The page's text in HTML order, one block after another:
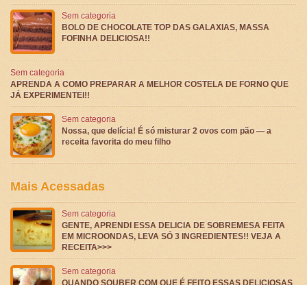
Sem categoria
BOLO DE CHOCOLATE TOP DAS GALAXIAS, MASSA
FOFINHA DELICIOSA!!
Sem categoria
APRENDA A COMO PREPARAR A MELHOR COSTELA DE FORNO QUE
JÁ EXPERIMENTEI!!
Sem categoria
Nossa, que delícia! É só misturar 2 ovos com pão — a
receita favorita do meu filho
Mais Acessadas
Sem categoria
GENTE, APRENDI ESSA DELICIA DE SOBREMESA FEITA
EM MICROONDAS, LEVA SÓ 3 INGREDIENTES!! VEJA A
RECEITA>>>
Sem categoria
QUANDO SOUBER COM QUE É FEITO ESSAS DELICIOSAS